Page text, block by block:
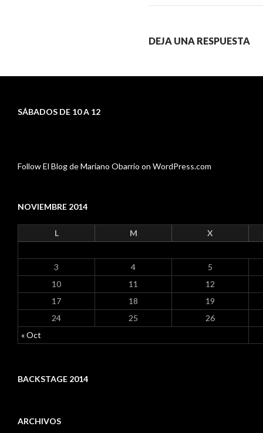
DEJA UNA RESPUESTA
SÁBADOS DE 10 A 12
Follow El Blog de Mariano Obarrio on WordPress.com
NOVIEMBRE 2014
L M X
« Oct
3 4
5
10
11
12
17
18
19
24
25 26
BACKSTAGE 2014
ARCHIVOS